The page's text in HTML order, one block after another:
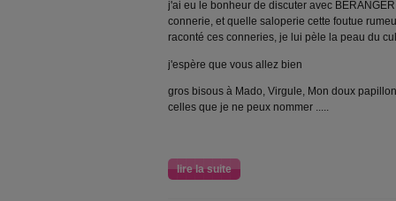
j'ai eu le bonheur de discuter avec
connerie, et quelle saloperie cette foutue
raconté ces conneries, je lui pèle la peau du
j'espère que vous allez bien
gros bisous à Mado, Virgule, Mon doux
celles que je ne peux nommer .....
lire la suite